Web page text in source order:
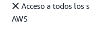
Acceso a todos los
AWS